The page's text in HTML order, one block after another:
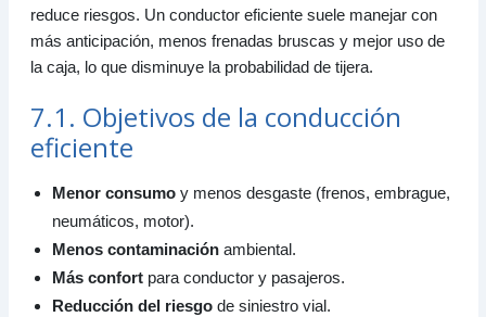
reduce riesgos. Un conductor eficiente suele manejar con
más anticipación, menos frenadas bruscas y mejor uso de
la caja, lo que disminuye la probabilidad de tijera.
7.1. Objetivos de la conducción
eficiente
Menor consumoy menos desgaste (frenos, embrague,
neumáticos, motor).
Menos contaminaciónambiental.
Más confortpara conductor y pasajeros.
Reducción del riesgode siniestro vial.